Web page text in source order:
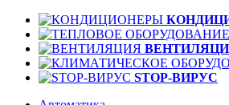
STOP-ВИРУС